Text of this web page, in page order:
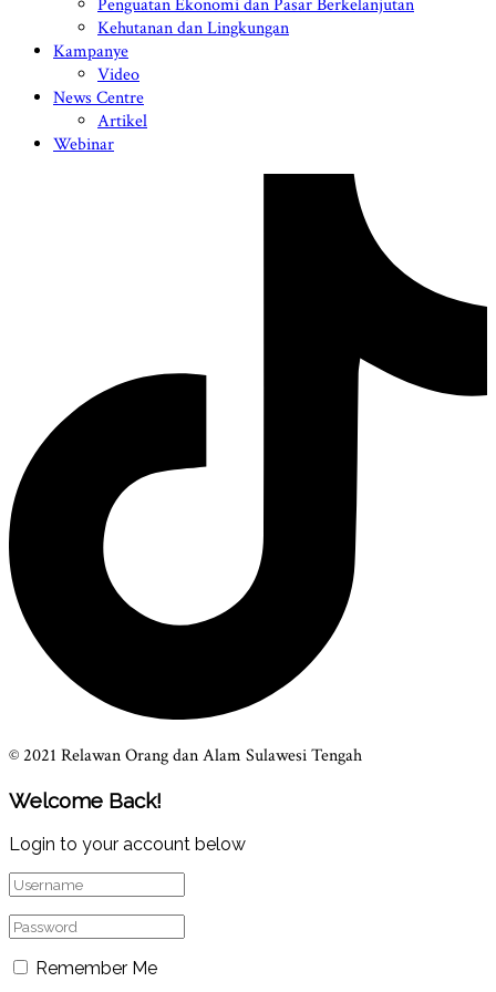
Penguatan Ekonomi dan Pasar Berkelanjutan
Kehutanan dan Lingkungan
Kampanye
Video
News Centre
Artikel
Webinar
© 2021 Relawan Orang dan Alam Sulawesi Tengah
Welcome Back!
Login to your account below
Remember Me